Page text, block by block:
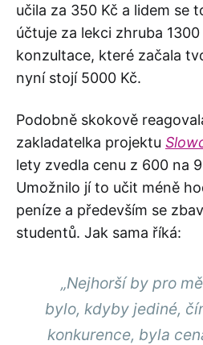
učila za 350 Kč a lidem se
účtuje za lekci zhruba
konzultace, které začala
nyní stojí 5000 Kč.
Podobně skokově
zakladatelka projektu
lety zvedla cenu z 600 na
Umožnilo jí to učit méně
peníze a především se
studentů. Jak sama říká:
„Nejhorší by pro
bylo, kdyby jediné,
konkurence, byla